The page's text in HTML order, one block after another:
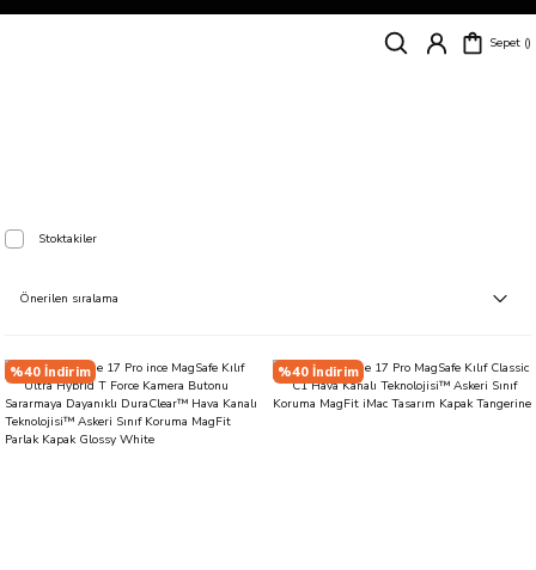
Siparişleriniz
Sepet
Stoktakiler
%40 İndirim %40 İndirim